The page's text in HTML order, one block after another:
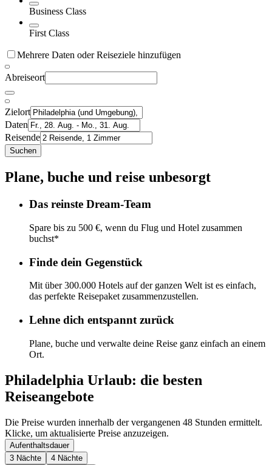
Business Class
First Class
Mehrere Daten oder Reiseziele hinzufügen
Abreiseort
Zielort
Daten
Reisende
Suchen
Plane, buche und reise unbesorgt
Das reinste Dream-Team
Spare bis zu 500 €, wenn du Flug und Hotel zusammen
buchst*
Finde dein Gegenstück
Mit über 300.000 Hotels auf der ganzen Welt ist es einfach,
das perfekte Reisepaket zusammenzustellen.
Lehne dich entspannt zurück
Plane, buche und verwalte deine Reise ganz einfach an einem
Ort.
Philadelphia Urlaub: die besten
Reiseangebote
Die Preise wurden innerhalb der vergangenen 48 Stunden ermittelt.
Klicke, um aktualisierte Preise anzuzeigen.
Aufenthaltsdauer
3 Nächte
4 Nächte